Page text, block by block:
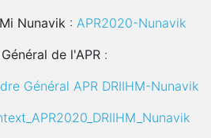
Nunavik: APR2020-Nunavik
de l'APR:
Général APR DRIIHM-Nunavik